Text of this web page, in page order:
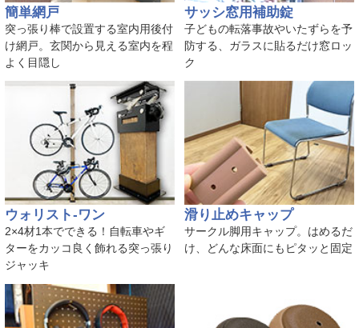
簡単網戸
突っ張り棒で設置する室内用後付
け網戸。玄関から見える室内を程
よく目隠し
サッシ窓用補助錠
子どもの転落事故やいたずらを予
防する、ガラスに貼るだけ窓ロッ
ク
ウォリスト-ワン
2×4材1本でできる！自転車やギ
ターをカッコ良く飾れる突っ張り
ジャッキ
滑り止めキャップ
サークル脚用キャップ。はめるだ
け、どんな床面にもピタッと固定